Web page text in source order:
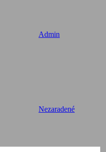
Admin
Nezaradené